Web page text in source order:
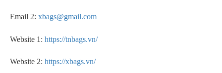
Email 2: xbags@gmail.com
Website 1: https://tnbags.vn/
Website 2: https://xbags.vn/